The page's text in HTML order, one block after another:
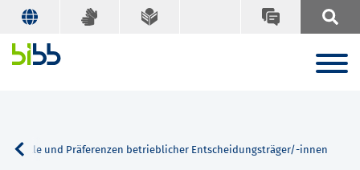
und Präferenzen betrieblicher Entscheidungsträger/-innen